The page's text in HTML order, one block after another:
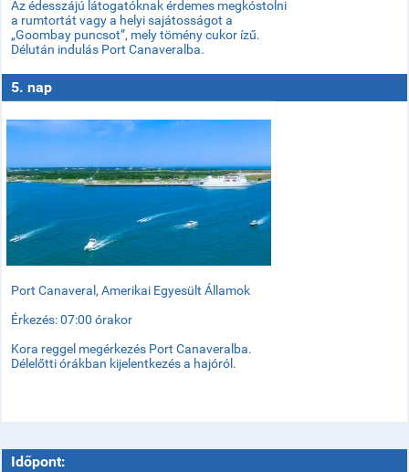
Az édesszájú látogatóknak érdemes megkóstolni
a rumtortát vagy a helyi sajátosságot a
„Goombay puncsot”, mely tömény cukor ízű.
Délután indulás Port Canaveralba.
5. nap
Port Canaveral, Amerikai Egyesült Államok
Érkezés: 07:00 órakor
Kora reggel megérkezés Port Canaveralba.
Délelőtti órákban kijelentkezés a hajóról.
Időpont: